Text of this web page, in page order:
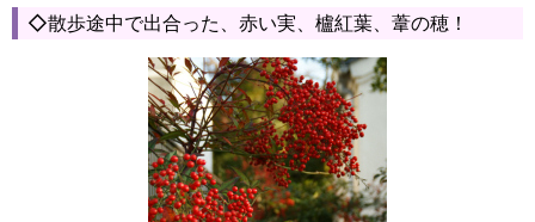
◇散歩途中で出合った、赤い実、櫨紅葉、葦の穂！